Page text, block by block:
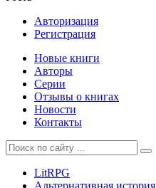
Авторизация
Регистрация
Новые книги
Авторы
Серии
Отзывы о книгах
Новости
Контакты
LitRPG
Альтернативная история